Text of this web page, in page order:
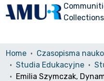
Collections
Home
Studia Edukacyjne